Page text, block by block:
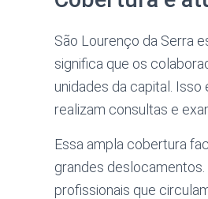
São Lourenço da Serra
significa que os
unidades da capital.
realizam consultas e
Essa ampla cobertura
grandes
profissionais que